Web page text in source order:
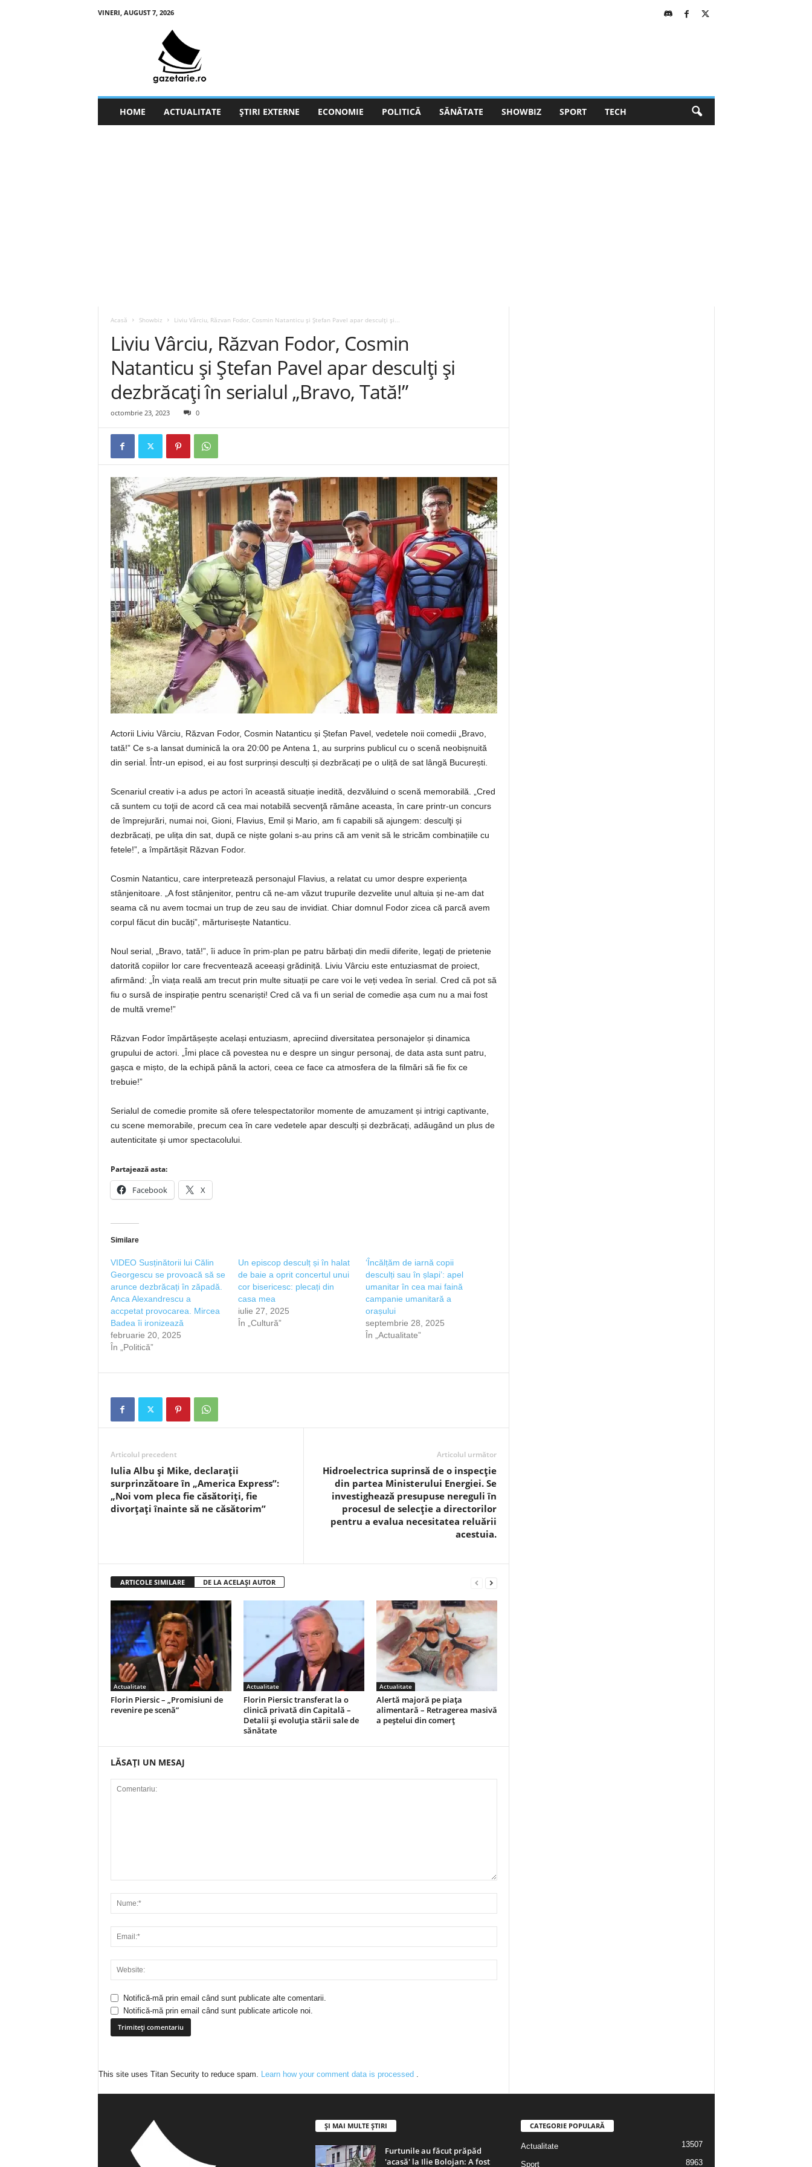
VINERI, AUGUST 7, 2026
HOME ACTUALITATE ȘTIRI EXTERNE ECONOMIE POLITICĂ SĂNĂTATE SHOWBIZ SPORT TECH
Acasă Showbiz Liviu Vârciu, Răzvan Fodor, Cosmin Natanticu și Ștefan Pavel apar desculți și...
Liviu Vârciu, Răzvan Fodor, Cosmin
Natanticu și Ștefan Pavel apar desculți și
dezbrăcați în serialul „Bravo, Tată!”
octombrie 23, 2023 0
Actorii Liviu Vârciu, Răzvan Fodor, Cosmin Natanticu și Ștefan Pavel, vedetele noii comedii „Bravo,
tată!” Ce s-a lansat duminică la ora 20:00 pe Antena 1, au surprins publicul cu o scenă neobișnuită
din serial. Într-un episod, ei au fost surprinși desculți și dezbrăcați pe o uliță de sat lângă București.
Scenariul creativ i-a adus pe actori în această situație inedită, dezvăluind o scenă memorabilă. „Cred
că suntem cu toţii de acord că cea mai notabilă secvenţă rămâne aceasta, în care printr-un concurs
de împrejurări, numai noi, Gioni, Flavius, Emil și Mario, am fi capabili să ajungem: desculţi și
dezbrăcați, pe ulița din sat, după ce niște golani s-au prins că am venit să le stricăm combinațiile cu
fetele!”, a împărtășit Răzvan Fodor.
Cosmin Natanticu, care interpretează personajul Flavius, a relatat cu umor despre experiența
stânjenitoare. „A fost stânjenitor, pentru că ne-am văzut trupurile dezvelite unul altuia și ne-am dat
seama că nu avem tocmai un trup de zeu sau de invidiat. Chiar domnul Fodor zicea că parcă avem
corpul făcut din bucăți”, mărturisește Natanticu.
Noul serial, „Bravo, tată!”, îi aduce în prim-plan pe patru bărbați din medii diferite, legați de prietenie
datorită copiilor lor care frecventează aceeași grădiniță. Liviu Vârciu este entuziasmat de proiect,
afirmând: „În viața reală am trecut prin multe situații pe care voi le veți vedea în serial. Cred că pot să
fiu o sursă de inspirație pentru scenariști! Cred că va fi un serial de comedie așa cum nu a mai fost
de multă vreme!”
Răzvan Fodor împărtășește același entuziasm, apreciind diversitatea personajelor și dinamica
grupului de actori. „Îmi place că povestea nu e despre un singur personaj, de data asta sunt patru,
gașca e mișto, de la echipă până la actori, ceea ce face ca atmosfera de la filmări să fie fix ce
trebuie!”
Serialul de comedie promite să ofere telespectatorilor momente de amuzament și intrigi captivante,
cu scene memorabile, precum cea în care vedetele apar desculți și dezbrăcați, adăugând un plus de
autenticitate și umor spectacolului.
Partajează asta:
Facebook X
Similare
VIDEO Susținătorii lui Călin
Georgescu se provoacă să se
arunce dezbrăcați în zăpadă.
Anca Alexandrescu a
accpetat provocarea. Mircea
Badea îi ironizează
februarie 20, 2025
În „Politică”
Un episcop desculț și în halat
de baie a oprit concertul unui
cor bisericesc: plecați din
casa mea
iulie 27, 2025
În „Cultură”
‘Încălțăm de iarnă copii
desculți sau în șlapi’: apel
umanitar în cea mai faină
campanie umanitară a
orașului
septembrie 28, 2025
În „Actualitate”
Articolul precedent
Iulia Albu și Mike, declarații
surprinzătoare în „America Express”:
„Noi vom pleca fie căsătoriți, fie
divorțați înainte să ne căsătorim”
Articolul următor
Hidroelectrica suprinsă de o inspecție
din partea Ministerului Energiei. Se
investighează presupuse nereguli în
procesul de selecție a directorilor
pentru a evalua necesitatea reluării
acestuia.
ARTICOLE SIMILARE DE LA ACELAȘI AUTOR
Actualitate
Florin Piersic – „Promisiuni de
revenire pe scenă”
Actualitate
Florin Piersic transferat la o
clinică privată din Capitală –
Detalii și evoluția stării sale de
sănătate
Actualitate
Alertă majoră pe piața
alimentară – Retragerea masivă
a peștelui din comerț
LĂSAȚI UN MESAJ
Notifică-mă prin email când sunt publicate alte comentarii.
Notifică-mă prin email când sunt publicate articole noi.
This site uses Titan Security to reduce spam. Learn how your comment data is processed .
ȘI MAI MULTE ȘTIRI
Furtunile au făcut prăpăd
'acasă' la Ilie Bolojan: A fost
CATEGORIE POPULARĂ
Actualitate 13507
Sport 8963